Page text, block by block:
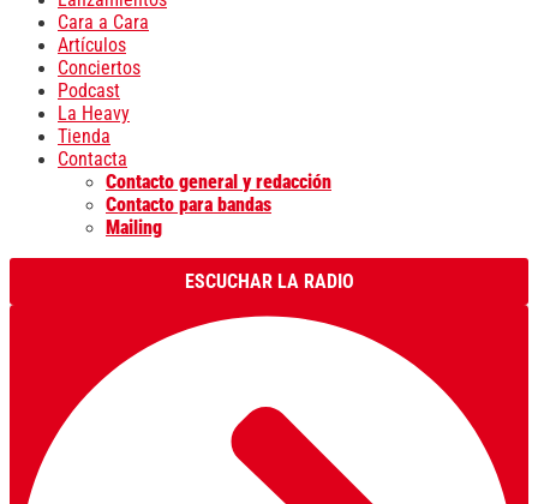
Cara a Cara
Artículos
Conciertos
Podcast
La Heavy
Tienda
Contacta
Contacto general y redacción
Contacto para bandas
Mailing
ESCUCHAR LA RADIO